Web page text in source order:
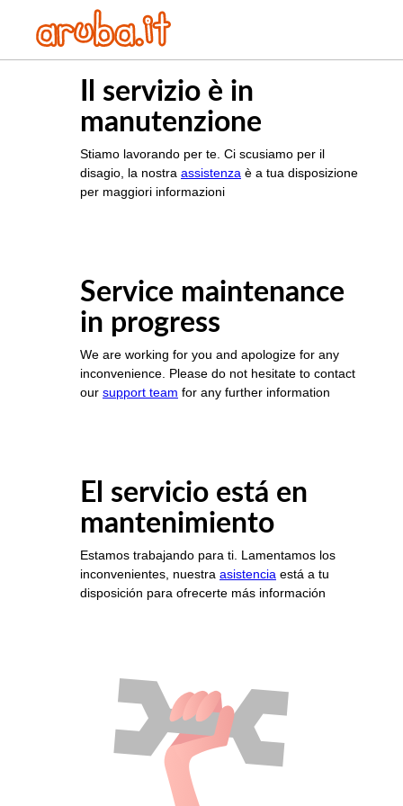
Il servizio è in
manutenzione
Stiamo lavorando per te. Ci scusiamo per il
disagio, la nostra assistenza è a tua disposizione
per maggiori informazioni
Service maintenance
in progress
We are working for you and apologize for any
inconvenience. Please do not hesitate to contact
our support team for any further information
El servicio está en
mantenimiento
Estamos trabajando para ti. Lamentamos los
inconvenientes, nuestra asistencia está a tu
disposición para ofrecerte más información